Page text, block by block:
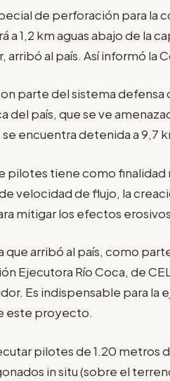
de perforación para la
a 1,2 km aguas abajo de la
arribó al país. Así informó la
parte del sistema
del país, que se ve
encuentra detenida a 9,7
pilotes tiene como finalidad
velocidad de flujo, la
mitigar los efectos
que arribó al país, como
Ejecutora Río Coca, de
Es indispensable para
este proyecto.
pilotes de 1.20 metros
in situ (sobre el